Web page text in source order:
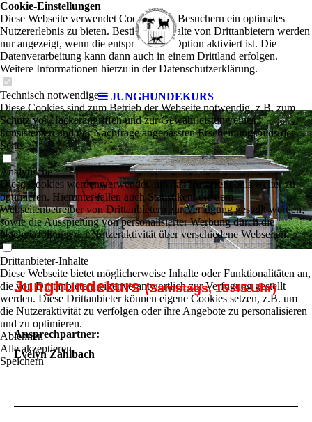
JUNGHUNDEKURS
Junghundekurs(Samstags, 15:45 Uhr)
Ansprechpartner:
Evelyn Zahlbach
Cookie-Einstellungen
Diese Webseite verwendet Cookies, um Besuchern ein optimales
Nutzererlebnis zu bieten. Bestimmte Inhalte von Drittanbietern werden
nur angezeigt, wenn die entsprechende Option aktiviert ist. Die
Datenverarbeitung kann dann auch in einem Drittland erfolgen.
Weitere Informationen hierzu in der Datenschutzerklärung.
Technisch notwendige
Diese Cookies sind zum Betrieb der Webseite notwendig, z.B. zum
Schutz vor Hackerangriffen und zur Gewährleistung eines
konsistenten und der Nachfrage angepassten Erscheinungsbilds der
Seite.
Analytische
Diese Cookies werden verwendet, um das Nutzererlebnis weiter zu
optimieren. Hierunter fallen auch Statistiken, die dem
Webseitenbetreiber von Drittanbietern zur Verfügung gestellt werden,
sowie die Ausspielung von personalisierter Werbung durch die
Nachverfolgung der Nutzeraktivität über verschiedene Webseiten.
Drittanbieter-Inhalte
Diese Webseite bietet möglicherweise Inhalte oder Funktionalitäten an,
die von Drittanbietern eigenverantwortlich zur Verfügung gestellt
werden. Diese Drittanbieter können eigene Cookies setzen, z.B. um
die Nutzeraktivität zu verfolgen oder ihre Angebote zu personalisieren
und zu optimieren.
Ablehnen
Alle akzeptieren
Speichern